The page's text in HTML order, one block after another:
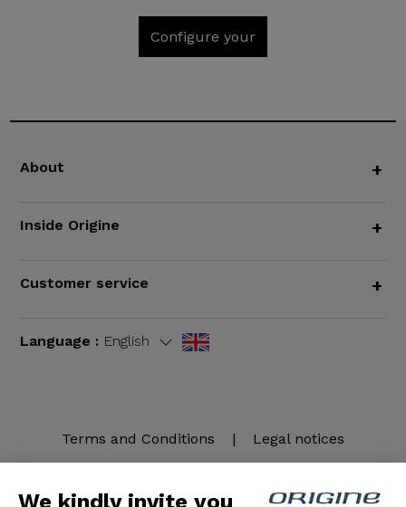
We kindly invite you
Configure your
About +
Inside Origine +
Customer service +
Language : English
Terms and Conditions | Legal notices